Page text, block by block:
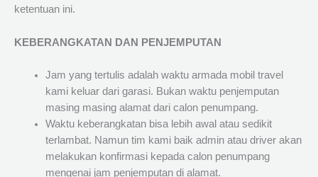
ketentuan ini.
KEBERANGKATAN DAN PENJEMPUTAN
Jam yang tertulis adalah waktu armada mobil travel
kami keluar dari garasi. Bukan waktu penjemputan
masing masing alamat dari calon penumpang.
Waktu keberangkatan bisa lebih awal atau sedikit
terlambat. Namun tim kami baik admin atau driver akan
melakukan konfirmasi kepada calon penumpang
mengenai jam penjemputan di alamat.